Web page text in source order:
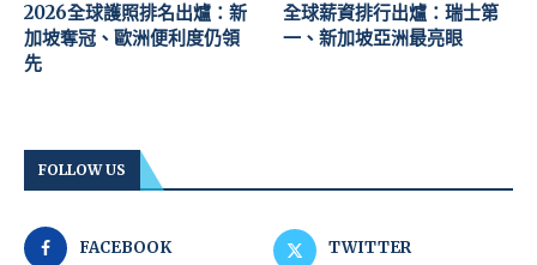
2026全球護照排名出爐：新
加坡奪冠、歐洲便利度仍領
先
全球薪資排行出爐：瑞士第
一、新加坡亞洲最亮眼
FOLLOW US
FACEBOOK TWITTER